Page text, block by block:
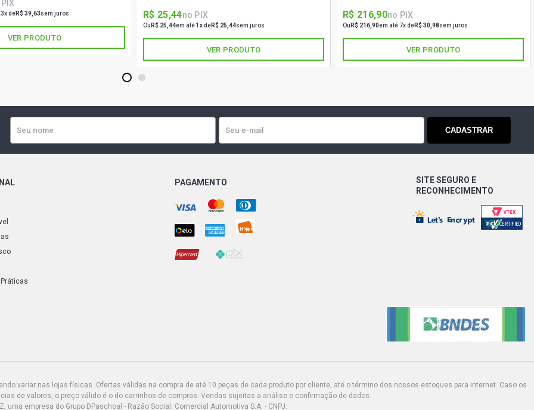
deR$ 39,63sem juros
VER PRODUTO
R$ 25,44no PIX
Ou R$ 25,44em até 1x deR$ 25,44sem juros
VER PRODUTO
R$ 216,90no PIX
Ou R$ 216,90em até 7x deR$ 30,98sem juros
VER PRODUTO
1 2
CADASTRAR
PAGAMENTO
SITE SEGURO E
RECONHECIMENTO
variar nas lojas físicas. Ofertas válidas na compra de até 10 peças de cada produto por cliente, até o término dos nossos estoques para internet. Caso os
de valores, o preço válido é o do carrinhos de compras. Vendas sujeitas a análise e confirmação de dados.
uma empresa do Grupo DPaschoal - Razão Social: Comercial Automotiva S.A. - CNPJ: